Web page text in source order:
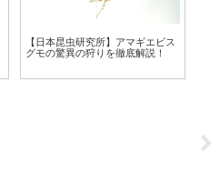
【日本昆虫研究所】アマギエビス
グモの驚異の狩りを徹底解説！